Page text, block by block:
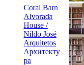
Coral Barn
Alvorada
House /
Nildo José
Arquitetos
Архитекту
ра